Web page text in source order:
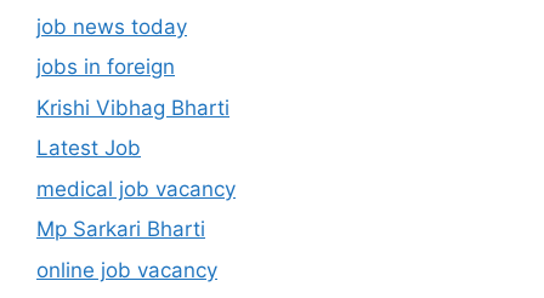
job news today
jobs in foreign
Krishi Vibhag Bharti
Latest Job
medical job vacancy
Mp Sarkari Bharti
online job vacancy